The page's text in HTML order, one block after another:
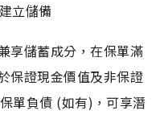
立儲備
享儲蓄成分，在保單滿
保證現金價值及非保證
單負債 (如有)，可享潛